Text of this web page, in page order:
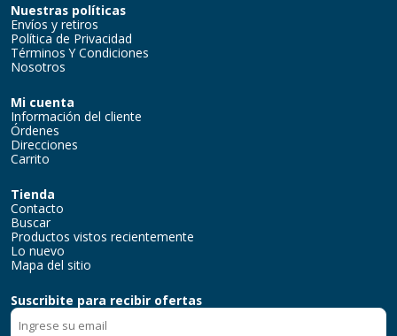
Nuestras políticas
Envíos y retiros
Política de Privacidad
Términos Y Condiciones
Nosotros
Mi cuenta
Información del cliente
Órdenes
Direcciones
Carrito
Tienda
Contacto
Buscar
Productos vistos recientemente
Lo nuevo
Mapa del sitio
Suscribite para recibir ofertas